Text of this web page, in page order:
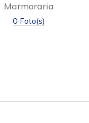
Marmoraria
0 Foto(s)